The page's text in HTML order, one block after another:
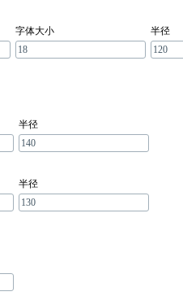
字体大小 半径
半径
半径